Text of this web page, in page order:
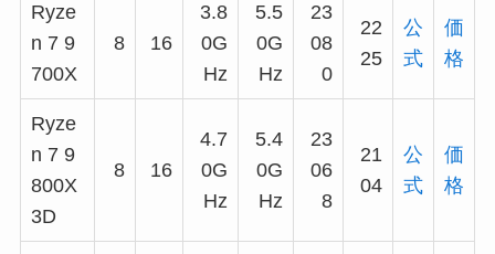
Ryze
n 7 9
700X
8 16
3.8
0G
Hz
5.5
0G
Hz
23
08
0
22
25
公
式
価
格
Ryze
n 7 9
800X
3D
8 16
4.7
0G
Hz
5.4
0G
Hz
23
06
8
21
04
公
式
価
格